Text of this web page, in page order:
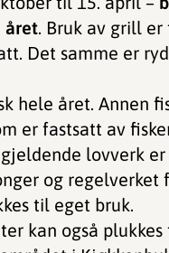
året. Bruk av grill
Det samme er
hele året. Annen
er fastsatt av
lovverk
og regelverket
til eget bruk.
kan også